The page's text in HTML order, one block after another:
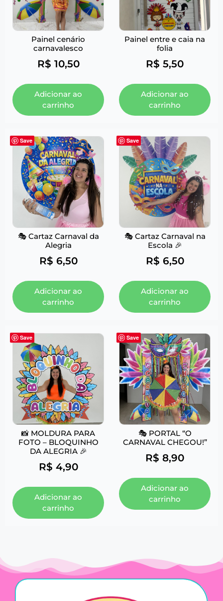
Painel cenário
carnavalesco
R$ 10,50
Adicionar ao
carrinho
Painel entre e caia na
folia
R$ 5,50
Adicionar ao
carrinho
Save
🎭 Cartaz Carnaval da
Alegria
R$ 6,50
Adicionar ao
carrinho
Save
🎭 Cartaz Carnaval na
Escola 🎉
R$ 6,50
Adicionar ao
carrinho
Save
📸 MOLDURA PARA
FOTO – BLOQUINHO
DA ALEGRIA 🎉
R$ 4,90
Adicionar ao
carrinho
Save
🎭 PORTAL “O
CARNAVAL CHEGOU!”
R$ 8,90
Adicionar ao
carrinho